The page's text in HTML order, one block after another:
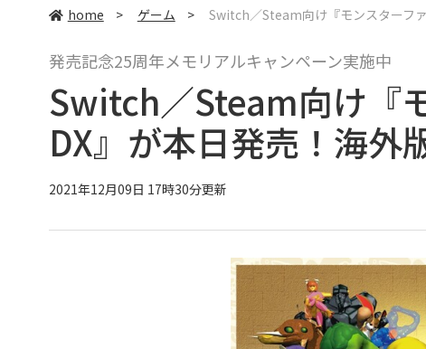
home > ゲーム > Switch／Steam向け『モンスターフ
発売記念25周年メモリアルキャンペーン実施中
Switch／Steam向け『
DX』が本日発売！海外
2021年12月09日 17時30分更新